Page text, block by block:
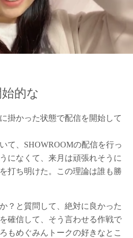
的な
掛かった状態で配信を開始して
て、SHOWROOMの配信を行っ
になくて、来月は頑張れそうに
打ち明けた。この理論は誰も勝
？と質問して、絶対に良かった
確信して、そう言わせる作戦で
もめぐみんトークの好きなとこ